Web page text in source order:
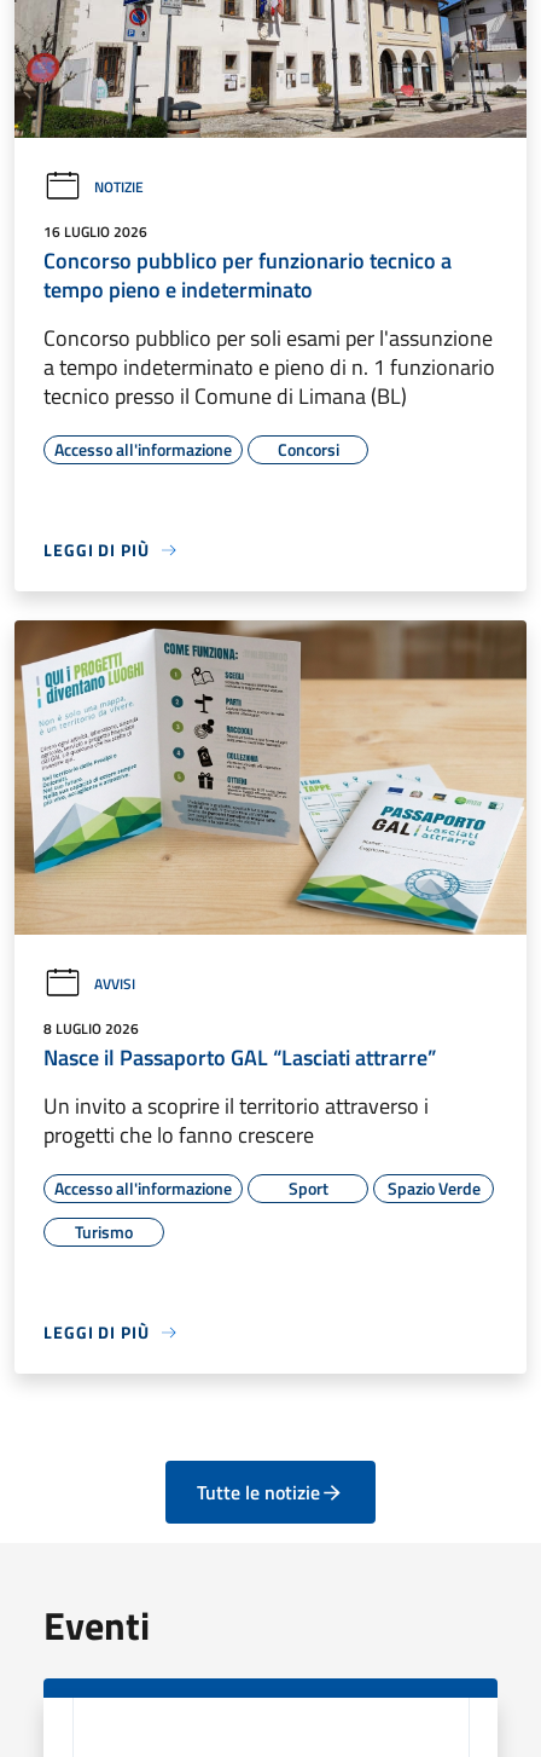
NOTIZIE
16 LUGLIO 2026
Concorso pubblico per funzionario tecnico a
tempo pieno e indeterminato
Concorso pubblico per soli esami per l'assunzione
a tempo indeterminato e pieno di n. 1 funzionario
tecnico presso il Comune di Limana (BL)
Accesso all'informazione Concorsi
LEGGI DI PIÙ
AVVISI
8 LUGLIO 2026
Nasce il Passaporto GAL “Lasciati attrarre”
Un invito a scoprire il territorio attraverso i
progetti che lo fanno crescere
Accesso all'informazione Sport
Spazio Verde
Turismo
LEGGI DI PIÙ
Tutte le notizie
Eventi